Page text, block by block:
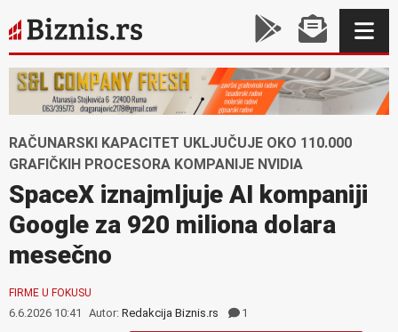
RAČUNARSKI KAPACITET UKLJUČUJE OKO 110.000
GRAFIČKIH PROCESORA KOMPANIJE NVIDIA
SpaceX iznajmljuje AI kompaniji
Google za 920 miliona dolara
mesečno
FIRME U FOKUSU
6.6.2026 10:41 Autor: Redakcija Biznis.rs 1